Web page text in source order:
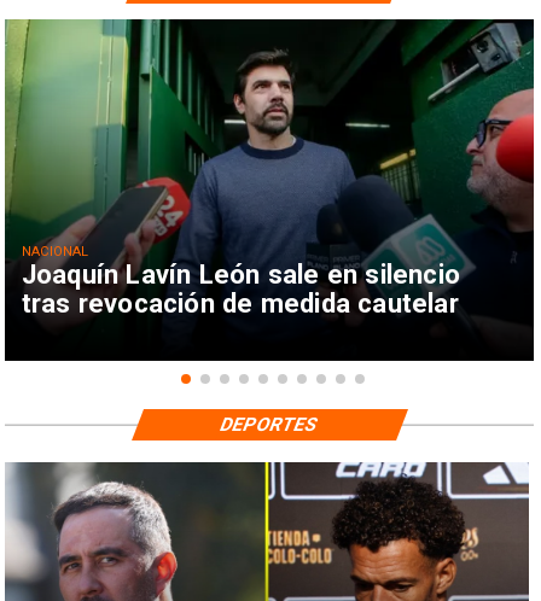
Joaquín Lavín León sale en silencio
tras revocación de medida cautelar
NACIONAL
DEPORTES